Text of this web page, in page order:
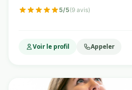
5/5(9 avis)
Voir le profil Appeler